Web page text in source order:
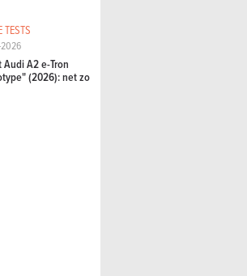
TESTS
Audi A2 e-Tron
(2026): net zo